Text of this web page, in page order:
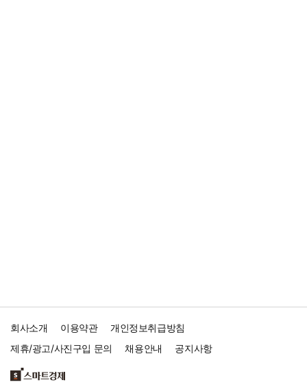
회사소개 이용약관
개인정보취급방침
제휴/광고/사진구입 문의
채용안내 공지사항